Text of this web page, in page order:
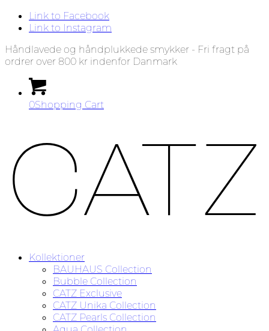
Link to Facebook
Link to Instagram
Håndlavede og håndplukkede smykker - Fri fragt på
ordrer over 800 kr indenfor Danmark
0Shopping Cart
Kollektioner
BAUHAUS Collection
Bubble Collection
CATZ Exclusive
CATZ Unika Collection
CATZ Pearls Collection